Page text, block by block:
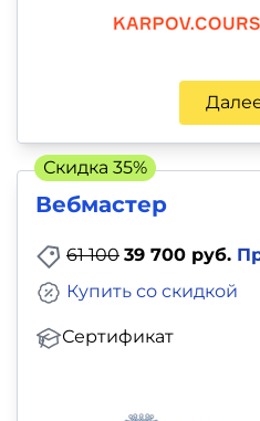
Вебмастер
61 100 39 700 руб.
Сертификат
Купить со скидкой
Скидка 35%